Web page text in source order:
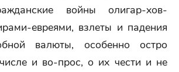
войны олигар-хов-
евреями, взлеты и падения
валюты, особенно остро
и во-прос, о их чести и не